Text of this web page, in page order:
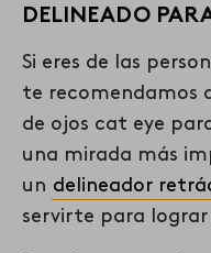
DELINEADO
Si eres de las
te recomendamos
de ojos cat eye
una mirada más
un delineador
servirte para